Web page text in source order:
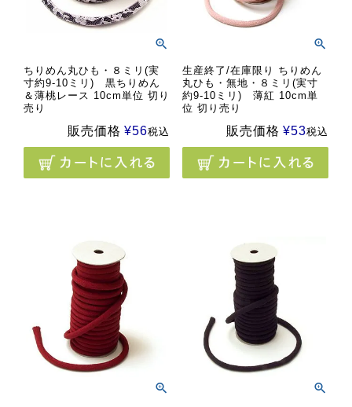
ちりめん丸ひも・８ミリ(実
寸約9-10ミリ) 黒ちりめん
＆薄桃レース 10cm単位 切り
売り
販売価格 ¥56税込
生産終了/在庫限り ちりめん
丸ひも・無地・８ミリ(実寸
約9-10ミリ) 薄紅 10cm単
位 切り売り
販売価格 ¥53税込